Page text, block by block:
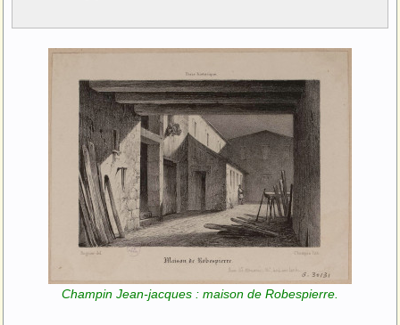
Champin Jean-jacques : maison de Robespierre.